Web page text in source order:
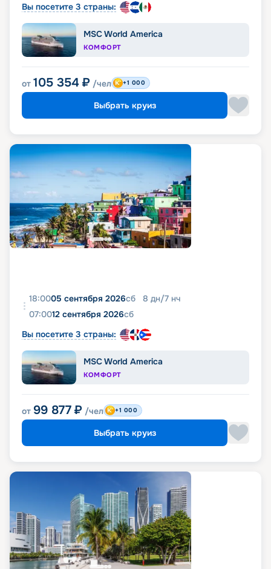
Вы посетите 3 страны:
MSC World America
КОМФОРТ
от 105 354 ₽ /чел +1 000
Выбрать круиз
18:0005 сентября 2026сб 8 дн/7 нч
07:0012 сентября 2026сб
Вы посетите 3 страны:
MSC World America
КОМФОРТ
от 99 877 ₽ /чел +1 000
Выбрать круиз